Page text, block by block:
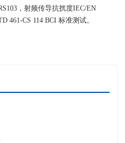
，射频传导抗扰度IEC/EN
461-CS 114 BCI 标准测试。